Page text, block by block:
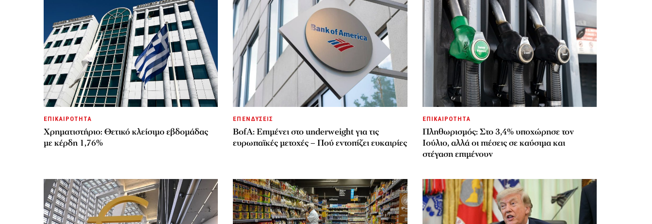
ΕΠΙΚΑΙΡΟΤΗΤΑ
Χρηματιστήριο: Θετικό κλείσιμο εβδομάδας
με κέρδη 1,76%
ΕΠΕΝΔΥΣΕΙΣ
BofA: Επιμένει στο underweight για τις
ευρωπαϊκές μετοχές – Πού εντοπίζει ευκαιρίες
ΕΠΙΚΑΙΡΟΤΗΤΑ
Πληθωρισμός: Στο 3,4% υποχώρησε τον
Ιούλιο, αλλά οι πιέσεις σε καύσιμα και
στέγαση επιμένουν